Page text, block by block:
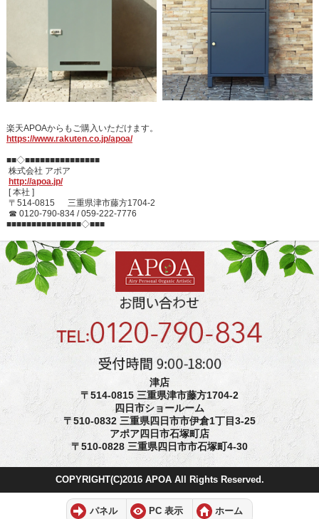
楽天APOAからもご購入いただけます。
https://www.rakuten.co.jp/apoa/
■■◇■■■■■■■■■■■■■■■
株式会社 アポア
http://apoa.jp/
[ 本社 ]
〒514-0815 三重県津市藤方1704-2
☎ 0120-790-834 / 059-222-7776
■■■■■■■■■■■■■■■◇■■■
津店
〒514-0815 三重県津市藤方1704-2
四日市ショールーム
〒510-0832 三重県四日市市伊倉1丁目3-25
アポア四日市石塚町店
〒510-0828 三重県四日市市石塚町4-30
COPYRIGHT(C)2016 APOA All Rights Reserved.
パネル PC 表示 ホーム